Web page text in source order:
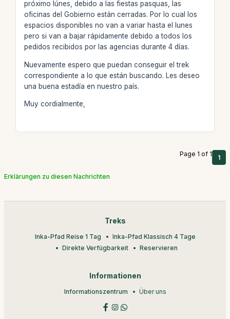
próximo lúnes, debido a las fiestas pasquas, las
oficinas del Gobierno están cerradas. Por lo cual los
espacios disponibles no van a variar hasta el lunes
pero si van a bajar rápidamente debido a todos los
pedidos recibidos por las agencias durante 4 días.
Nuevamente espero que puedan conseguir el trek
correspondiente a lo que están buscando. Les deseo
una buena estadía en nuestro país.
Muy cordialmente,
Page 1 of 1 1
Erklärungen zu diesen Nachrichten
Treks
Inka-Pfad Reise 1 Tag
Inka-Pfad Klassisch 4 Tage
Direkte Verfügbarkeit
Reservieren
Informationen
Informationszentrum Über uns